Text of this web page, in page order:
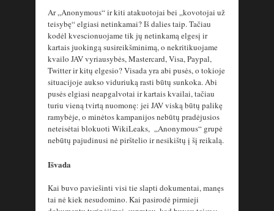
Ar „Anonymous“ ir kiti atakuotojai bei „kovotojai už
teisybę“ elgiasi netinkamai? Iš dalies taip. Tačiau
kodėl kvescionuojame tik jų netinkamą elgesį ir
kartais juokingą susireikšminimą, o nekritikuojame
kvailo JAV vyriausybės, Mastercard, Visa, Paypal,
Twitter ir kitų elgesio? Visada yra abi pusės, o tokioje
situacijoje aukso viduriuką rasti būtų sunkoka. Abi
pusės elgiasi neapgalvotai ir kartais kvailai, tačiau
turiu vieną tvirtą nuomonę: jei JAV viską būtų palikę
ramybėje, o minėtos kampanijos nebūtų pradėjusios
neteisėtai blokuoti WikiLeaks, „Anonymous“ grupė
nebūtų pajudinusi nė pirštelio ir nesikištų į šį reikalą.
Išvada
Kai buvo paviešinti visi tie slapti dokumentai, manęs
tai nė kiek nesudomino. Kai pasirodė pirmieji